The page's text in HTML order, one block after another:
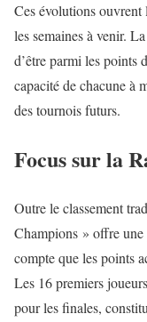
Ces évolutions ouvrent
les semaines à venir.
d’être parmi les points
capacité de chacune à
des tournois futurs.
Focus sur la
Outre le classement
Champions » offre une
compte que les points
Les 16 premiers
pour les finales,